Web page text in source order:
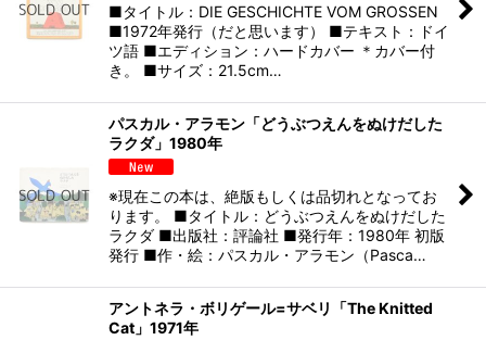
■タイトル：DIE GESCHICHTE VOM GROSSEN
■1972年発行（だと思います） ■テキスト：ドイ
ツ語 ■エディション：ハードカバー ＊カバー付
き。 ■サイズ：21.5cm…
パスカル・アラモン「どうぶつえんをぬけだした
ラクダ」1980年
※現在この本は、絶版もしくは品切れとなってお
ります。 ■タイトル：どうぶつえんをぬけだした
ラクダ ■出版社：評論社 ■発行年：1980年 初版
発行 ■作・絵：パスカル・アラモン（Pasca…
アントネラ・ボリゲール=サベリ「The Knitted
Cat」1971年